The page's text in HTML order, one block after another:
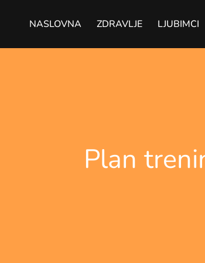
NASLOVNA ZDRAVLJE LJUBIMCI
Plan